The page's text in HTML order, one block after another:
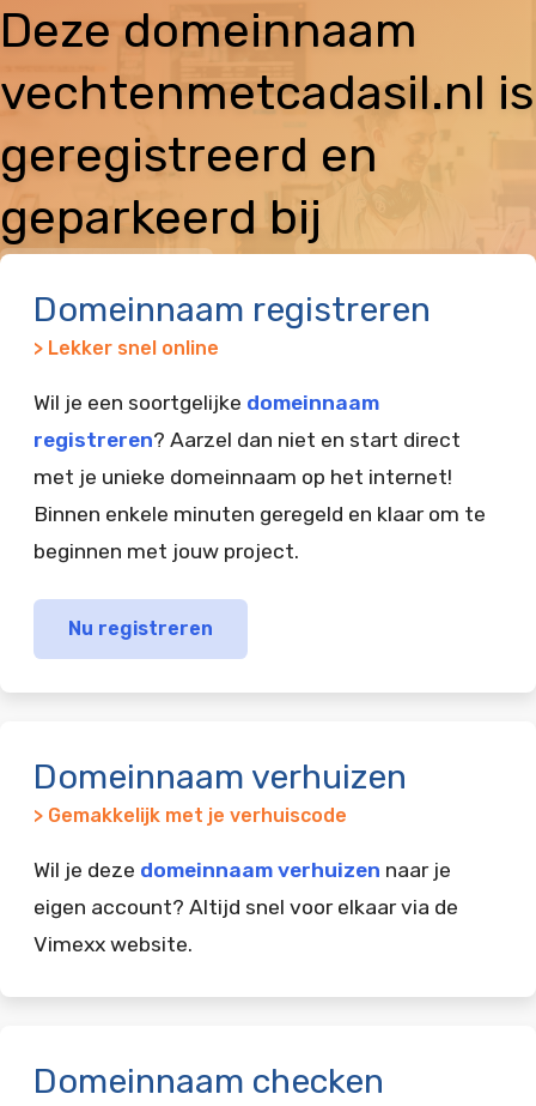
Deze domeinnaam
vechtenmetcadasil.nl is
geregistreerd en
geparkeerd bij
Domeinnaam registreren
> Lekker snel online
Wil je een soortgelijke domeinnaam
registreren? Aarzel dan niet en start direct
met je unieke domeinnaam op het internet!
Binnen enkele minuten geregeld en klaar om te
beginnen met jouw project.
Nu registreren
Domeinnaam verhuizen
> Gemakkelijk met je verhuiscode
Wil je deze domeinnaam verhuizen naar je
eigen account? Altijd snel voor elkaar via de
Vimexx website.
Domeinnaam checken